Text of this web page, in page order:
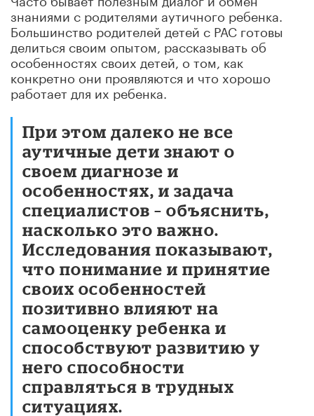
знаниями с родителями аутичного ребенка.
Большинство родителей детей с РАС готовы
делиться своим опытом, рассказывать об
особенностях своих детей, о том, как
конкретно они проявляются и что хорошо
работает для их ребенка.
При этом далеко не все
аутичные дети знают о
своем диагнозе и
особенностях, и задача
специалистов – объяснить,
насколько это важно.
Исследования показывают,
что понимание и принятие
своих особенностей
позитивно влияют на
самооценку ребенка и
способствуют развитию у
него способности
справляться в трудных
ситуациях.